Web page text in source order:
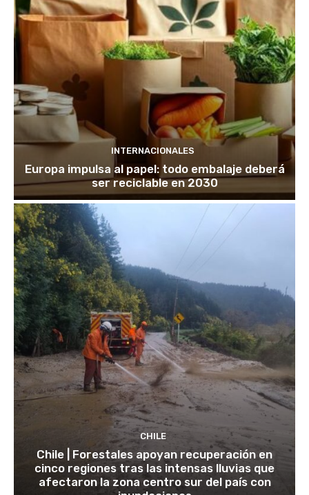
INTERNACIONALES
Europa impulsa al papel: todo embalaje deberá
ser reciclable en 2030
CHILE
Chile | Forestales apoyan recuperación en
cinco regiones tras las intensas lluvias que
afectaron la zona centro sur del país con